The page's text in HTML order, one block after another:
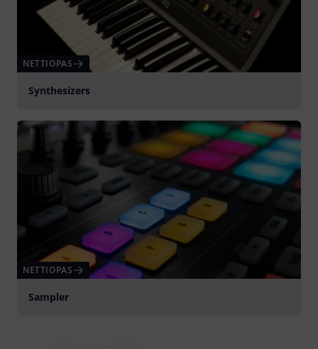
NETTIOPAS
Synthesizers
NETTIOPAS
Sampler